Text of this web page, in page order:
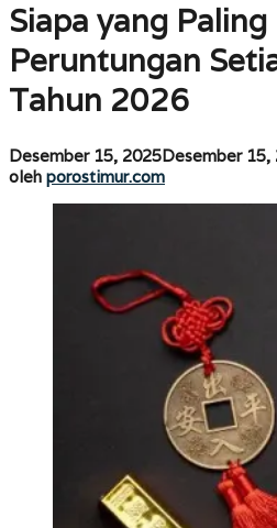
Ini
Setiap
Shio
Siapa yang Paling
Peruntungan
Tahun 2026
Desember 15, 2025Desember 15,
oleh porostimur.com